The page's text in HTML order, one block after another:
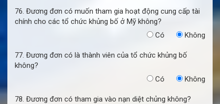
76. Đương đơn có muốn tham gia hoạt động cung cấp tài
chính cho các tổ chức khủng bố ở Mỹ không?
Có
Không
77. Đương đơn có là thành viên của tổ chức khủng bố
không?
Có
Không
78. Đương đơn có tham gia vào nạn diệt chủng không?